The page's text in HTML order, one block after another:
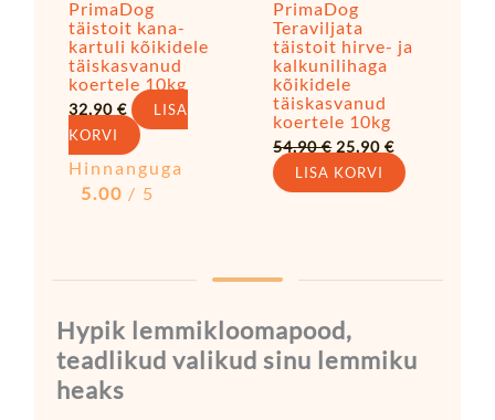
PrimaDog
täistoit kana-
kartuli kõikidele
täiskasvanud
koertele 10kg
32,90 €
LISA
KORVI
Hinnanguga
5.00 / 5
PrimaDog
Teraviljata
täistoit hirve- ja
kalkunilihaga
kõikidele
täiskasvanud
koertele 10kg
54,90€ 25,90€
LISA KORVI
Hypik lemmikloomapood,
teadlikud valikud sinu lemmiku
heaks